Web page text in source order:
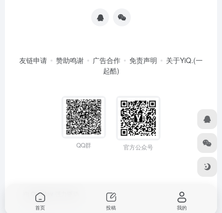
友链申请 赞助鸣谢 广告合作 免责声明
关于YiQ.(一
起酷)
QQ群 官方公众号
OneNav
首页 投稿 我的